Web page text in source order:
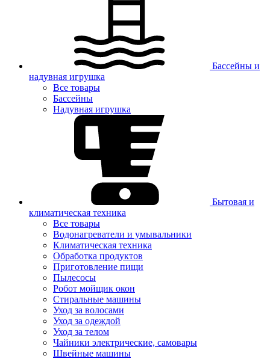
Бассейны и
надувная игрушка
Все товары
Бассейны
Надувная игрушка
Бытовая и
климатическая техника
Все товары
Водонагреватели и умывальники
Климатическая техника
Обработка продуктов
Приготовление пищи
Пылесосы
Робот мойщик окон
Стиральные машины
Уход за волосами
Уход за одеждой
Уход за телом
Чайники электрические, самовары
Швейные машины